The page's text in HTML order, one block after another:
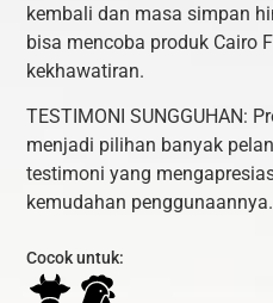
kembali dan masa simpan
bisa mencoba produk Cairo
kekhawatiran.
TESTIMONI SUNGGUHAN:
menjadi pilihan banyak
testimoni yang
kemudahan penggunaannya.
Cocok untuk: